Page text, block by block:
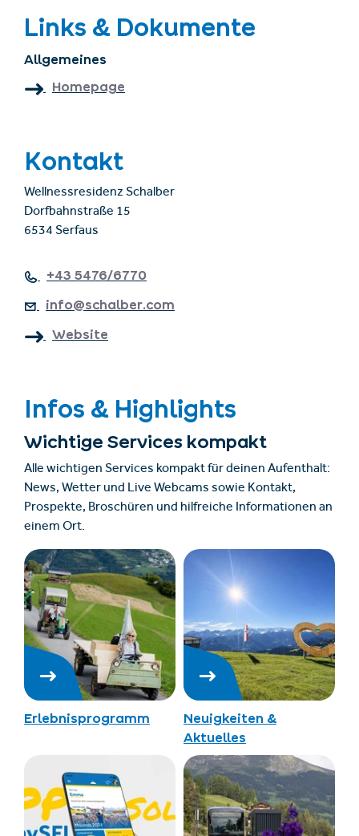
Links & Dokumente
Allgemeines
Homepage
Kontakt
Wellnessresidenz Schalber
Dorfbahnstraße 15
6534 Serfaus
+43 5476/6770
info@schalber.com
Website
Infos & Highlights
Wichtige Services kompakt
Alle wichtigen Services kompakt für deinen Aufenthalt:
News, Wetter und Live Webcams sowie Kontakt,
Prospekte, Broschüren und hilfreiche Informationen an
einem Ort.
Erlebnisprogramm
Neuigkeiten &
Aktuelles